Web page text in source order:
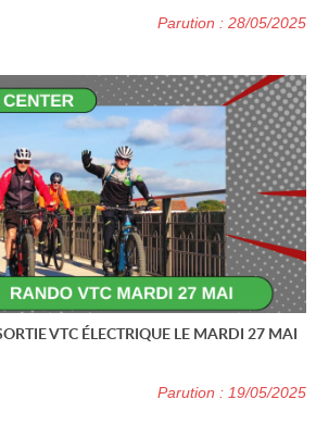
Parution : 28/05/2025
VTC ÉLECTRIQUE LE MARDI 27 MAI
Parution : 19/05/2025